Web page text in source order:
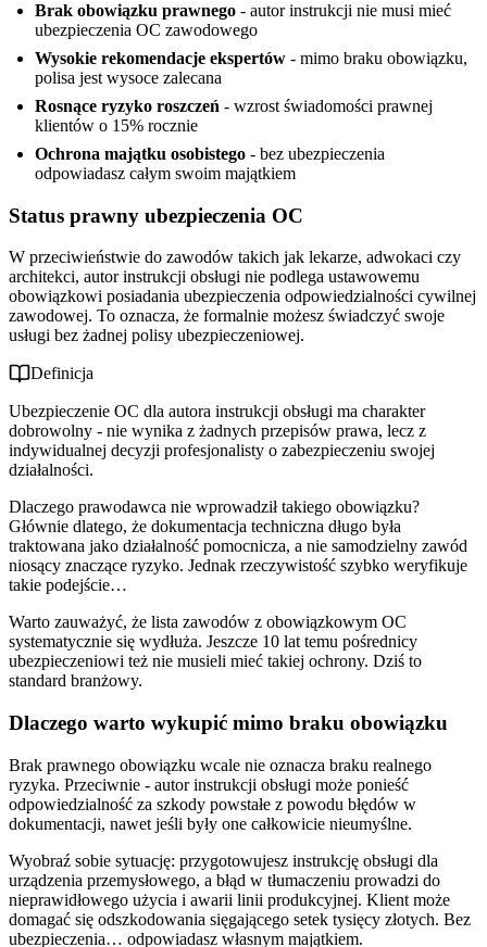
Brak obowiązku prawnego - autor instrukcji nie musi mieć
ubezpieczenia OC zawodowego
Wysokie rekomendacje ekspertów - mimo braku obowiązku,
polisa jest wysoce zalecana
Rosnące ryzyko roszczeń - wzrost świadomości prawnej
klientów o 15% rocznie
Ochrona majątku osobistego - bez ubezpieczenia
odpowiadasz całym swoim majątkiem
Status prawny ubezpieczenia OC
W przeciwieństwie do zawodów takich jak lekarze, adwokaci czy
architekci, autor instrukcji obsługi nie podlega ustawowemu
obowiązkowi posiadania ubezpieczenia odpowiedzialności cywilnej
zawodowej. To oznacza, że formalnie możesz świadczyć swoje
usługi bez żadnej polisy ubezpieczeniowej.
Definicja
Ubezpieczenie OC dla autora instrukcji obsługi ma charakter
dobrowolny - nie wynika z żadnych przepisów prawa, lecz z
indywidualnej decyzji profesjonalisty o zabezpieczeniu swojej
działalności.
Dlaczego prawodawca nie wprowadził takiego obowiązku?
Głównie dlatego, że dokumentacja techniczna długo była
traktowana jako działalność pomocnicza, a nie samodzielny zawód
niosący znaczące ryzyko. Jednak rzeczywistość szybko weryfikuje
takie podejście…
Warto zauważyć, że lista zawodów z obowiązkowym OC
systematycznie się wydłuża. Jeszcze 10 lat temu pośrednicy
ubezpieczeniowi też nie musieli mieć takiej ochrony. Dziś to
standard branżowy.
Dlaczego warto wykupić mimo braku obowiązku
Brak prawnego obowiązku wcale nie oznacza braku realnego
ryzyka. Przeciwnie - autor instrukcji obsługi może ponieść
odpowiedzialność za szkody powstałe z powodu błędów w
dokumentacji, nawet jeśli były one całkowicie nieumyślne.
Wyobraź sobie sytuację: przygotowujesz instrukcję obsługi dla
urządzenia przemysłowego, a błąd w tłumaczeniu prowadzi do
nieprawidłowego użycia i awarii linii produkcyjnej. Klient może
domagać się odszkodowania sięgającego setek tysięcy złotych. Bez
ubezpieczenia… odpowiadasz własnym majątkiem.